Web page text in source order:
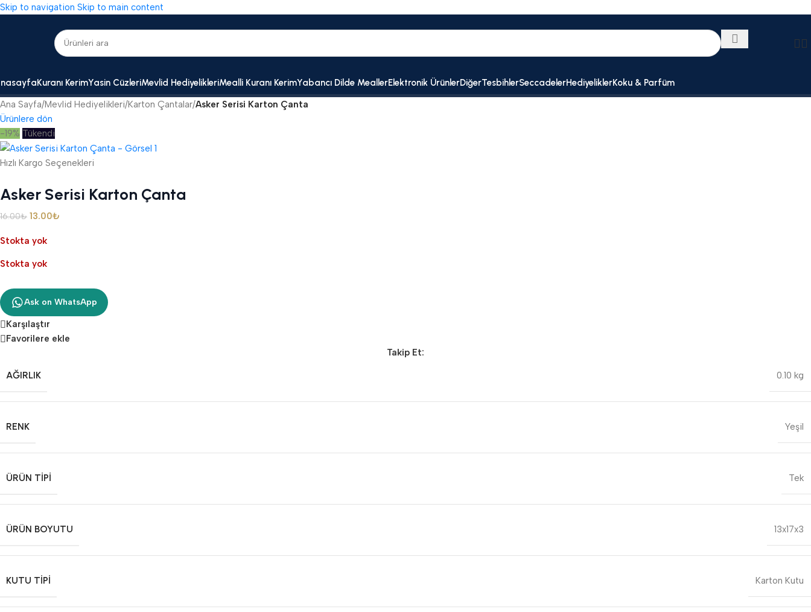
Skip to navigation Skip to main content
Kuranı KerimYasin CüzleriMevlid HediyelikleriMealli Kuranı KerimYabancı Dilde MeallerElektronik ÜrünlerDiğerTesbihlerSeccadelerHediyeliklerKoku & Parfüm
Ana Sayfa/Mevlid Hediyelikleri/Karton Çantalar/Asker Serisi Karton Çanta
Ürünlere dön
-19% Tükendi
Hızlı Kargo Seçenekleri
Asker Serisi Karton Çanta
16.00₺ 13.00₺
Stokta yok
Stokta yok
Ask on WhatsApp
Karşılaştır
Favorilere ekle
Takip Et:
AĞIRLIK 0.10 kg
RENK Yeşil
ÜRÜN TIPI Tek
ÜRÜN BOYUTU 13x17x3
KUTU TIPI Karton Kutu